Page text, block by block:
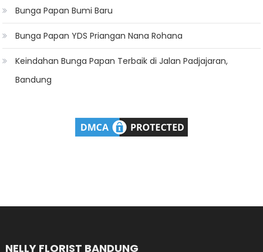
Bunga Papan Bumi Baru
Bunga Papan YDS Priangan Nana Rohana
Keindahan Bunga Papan Terbaik di Jalan Padjajaran,
Bandung
NELLY FLORIST BANDUNG